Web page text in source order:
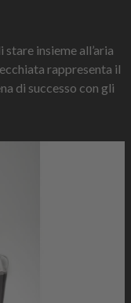
insieme all’aria
rappresenta il
di successo con gli